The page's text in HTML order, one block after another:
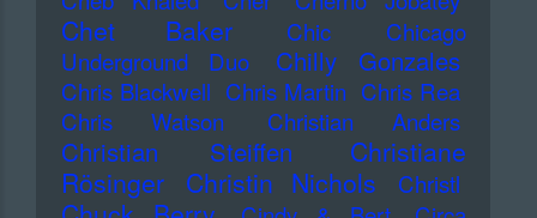
Chet Baker Chic
Chicago
Underground Duo
Chilly Gonzales
Chris Blackwell Chris Martin Chris Rea
Chris Watson
Christian Anders
Christian Steiffen
Christiane
Rösinger
Christin Nichols Christl